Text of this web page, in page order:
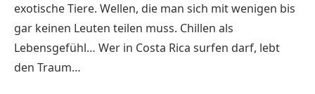
exotische Tiere. Wellen, die man sich mit wenigen bis
gar keinen Leuten teilen muss. Chillen als
Lebensgefühl… Wer in Costa Rica surfen darf, lebt
den Traum…